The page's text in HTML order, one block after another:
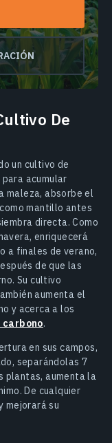
De
un cultivo de
acumular
maleza, absorbe el
mantillo antes
directa. Como
enriquecerá
a finales de verano,
de que las
Su cultivo
aumenta el
y acerca a los
carbono.
en sus campos,
separándolas 7
plantas, aumenta la
De cualquier
mejorará su